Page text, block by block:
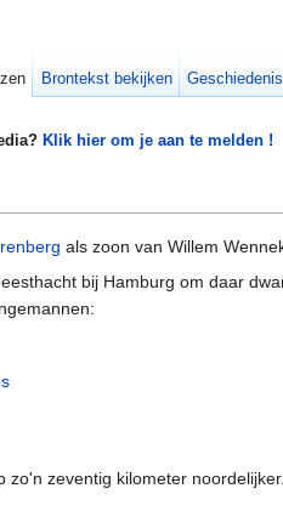
Klik hier om je aan te melden !
als zoon van Willem
bij Hamburg om daar
zeventig kilometer
Brontekst bekijken